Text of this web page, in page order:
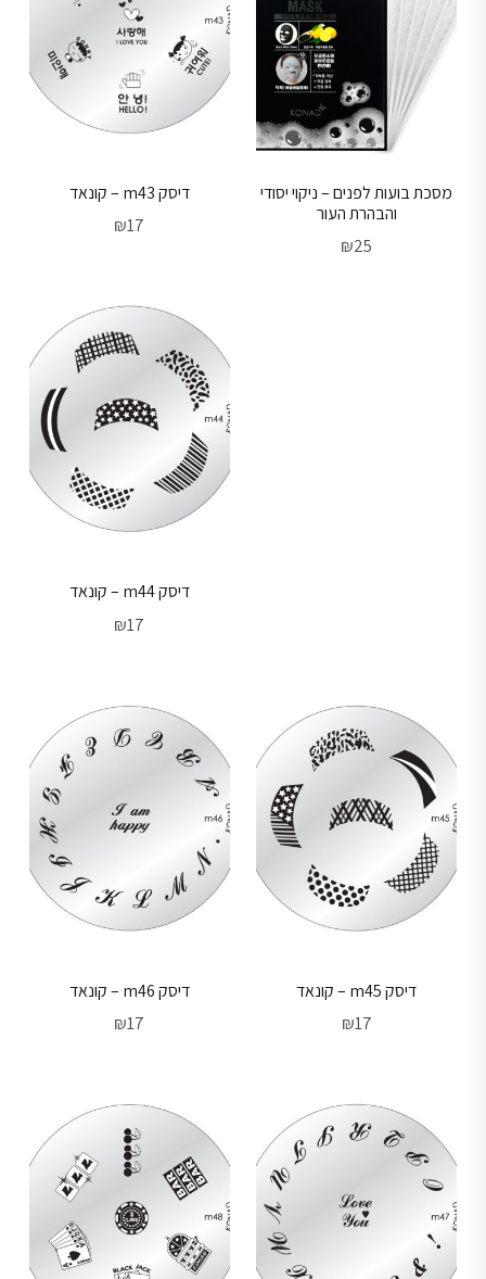
מסכת בועות לפנים – ניקוי יסודי
והבהרת העור
₪25
דיסק m43 – קונאד
₪17
דיסק m44 – קונאד
₪17
דיסק m45 – קונאד
₪17
דיסק m46 – קונאד
₪17